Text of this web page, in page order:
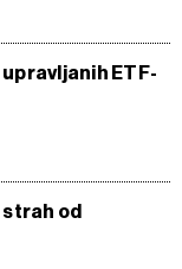
ETF-
strah od